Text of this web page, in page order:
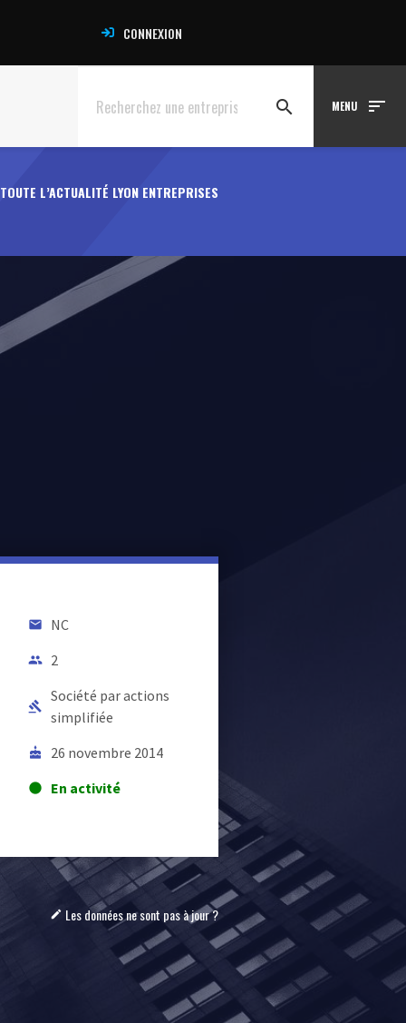
CONNEXION
search MENU sort
TOUTE L’ACTUALITÉ LYON ENTREPRISES
email NC
people 2
gavel
Société par actions
simplifiée
cake 26 novembre 2014
lens En activité
mode_edit Les données ne sont pas à jour ?